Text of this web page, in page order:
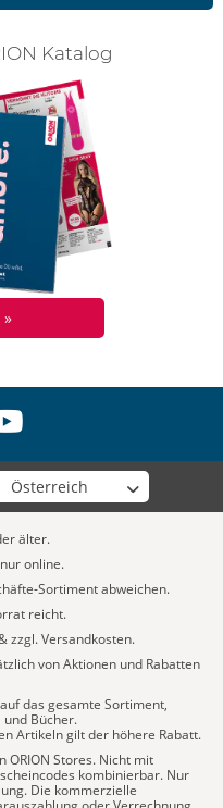
Katalog
deinen Shop
älter.
online.
Sortiment abweichen.
reicht.
zzgl. Versandkosten.
von Aktionen und Rabatten
das gesamte Sortiment,
Bücher.
Artikeln gilt der höhere Rabatt.
ORION Stores. Nicht mit
kombinierbar. Nur
Die kommerzielle